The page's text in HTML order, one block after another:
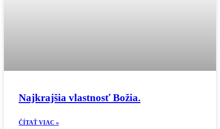
Najkrajšia vlastnosť Božia.
ČÍTAŤ VIAC »